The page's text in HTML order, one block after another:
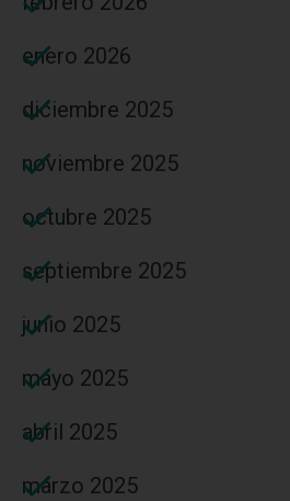
enero 2026
diciembre 2025
noviembre 2025
octubre 2025
septiembre 2025
junio 2025
mayo 2025
abril 2025
marzo 2025